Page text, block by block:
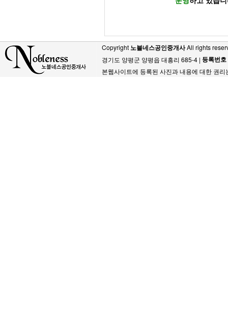
Copyright 노블네스공인중개사All rights
경기도 양평군 양평읍 대흥리 685-4 | 등록번호
본웹사이트에 등록된 사진과 내용에 대한 권